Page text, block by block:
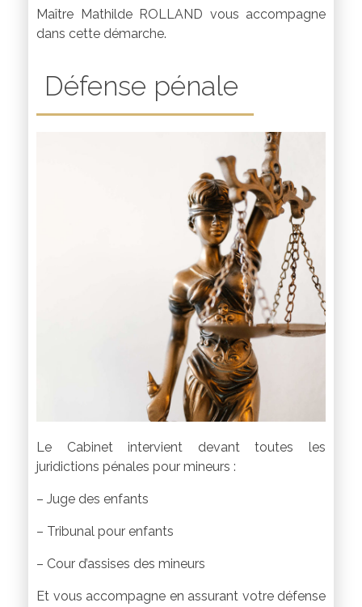
Maître Mathilde ROLLAND vous accompagne
dans cette démarche.
Défense pénale
Le Cabinet intervient devant toutes les
juridictions pénales pour mineurs :
– Juge des enfants
– Tribunal pour enfants
– Cour d’assises des mineurs
Et vous accompagne en assurant votre défense